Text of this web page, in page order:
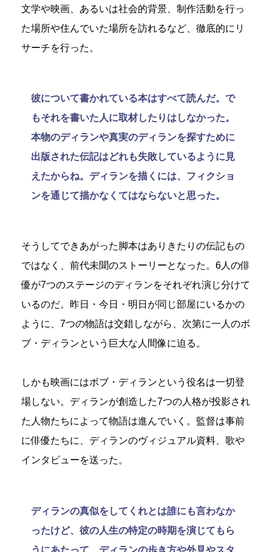
文学や映画、あるいは社会的背景、制作活動を行っ
た場所や住んでいた場所を訪れるなど、徹底的にリ
サーチを行った。
彼について書かれている本はすべて読んだ。で
もそれを書いた人に取材したりはしなかった。
本物のディランや真実のディランを探すために
出版された伝記はどれも失敗しているように見
えたからね。ディランを描くには、フィクショ
ンを通じて描かなくてはならないと思った。
そうしてできあがった脚本はありきたりの伝記もの
ではなく、前代未聞のストーリーとなった。6人の俳
優が7つのステージのディランをそれぞれ演じ分けて
いるのだ。昨日・今日・明日が同じ部屋にいるかの
ように、7つの物語は交錯しながら、次第に一人のボ
ブ・ディランという巨大な人間像に迫る。
しかも映画にはボブ・ディランという役名は一切登
場しない。ディランが創造した7つの人格が投影され
た人物たちによって物語は進んでいく。監督は事前
に俳優たちに、ディランのヴィジュアル資料、歌や
インタビューを送った。
ディランの真似をしてくれとは誰にも言わなか
ったけど、彼の人生の特定の時期を演じてもら
うにあたって、ディランの歩き方や外見やスタ